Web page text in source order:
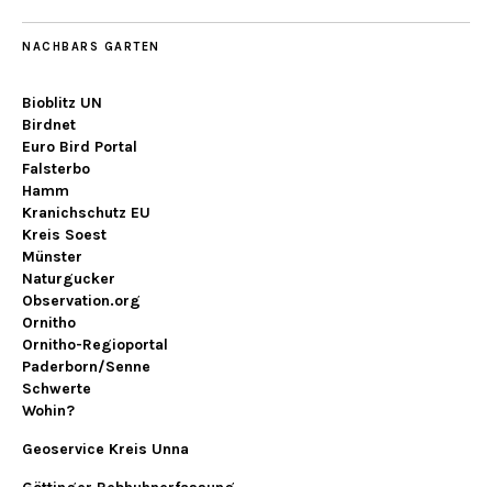
NACHBARS GARTEN
Bioblitz UN
Birdnet
Euro Bird Portal
Falsterbo
Hamm
Kranichschutz EU
Kreis Soest
Münster
Naturgucker
Observation.org
Ornitho
Ornitho-Regioportal
Paderborn/Senne
Schwerte
Wohin?
Geoservice Kreis Unna